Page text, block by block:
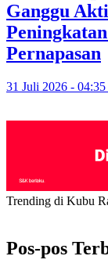
Ganggu
Pernapasan
31 Juli 2026 -
Trending di Kubu
Pos-pos